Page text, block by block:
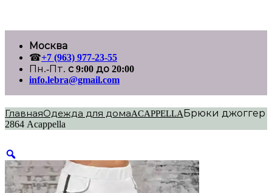
содержимому
Москва
☎+7 (963) 977-23-55
Пн.-Пт. с 9:00 до 20:00
info.lebra@gmail.com
ГлавнаяОдежда для домаACAPPELLA Брюки джоггер
2864 Acappella